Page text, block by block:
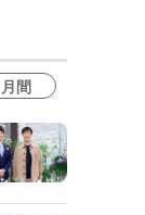
07月
03月
月間